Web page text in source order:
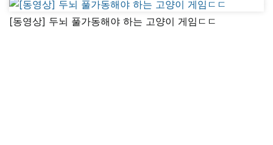
[동영상] 두뇌 풀가동해야 하는 고양이 게임ㄷㄷ